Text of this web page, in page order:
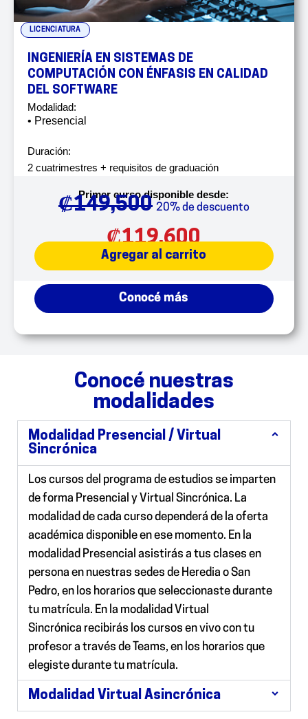
LICENCIATURA
INGENIERÍA EN SISTEMAS DE
COMPUTACIÓN CON ÉNFASIS EN CALIDAD
DEL SOFTWARE
Modalidad:
• Presencial
Duración:
2 cuatrimestres + requisitos de graduación
Primer curso disponible desde:
₡149,500 20% de descuento
₡119,600
Agregar al carrito
Conocé más
Conocé nuestras
modalidades
Modalidad Presencial / Virtual
Sincrónica
Los cursos del programa de estudios se imparten
de forma Presencial y Virtual Sincrónica. La
modalidad de cada curso dependerá de la oferta
académica disponible en ese momento. En la
modalidad Presencial asistirás a tus clases en
persona en nuestras sedes de Heredia o San
Pedro, en los horarios que seleccionaste durante
tu matrícula. En la modalidad Virtual
Sincrónica recibirás los cursos en vivo con tu
profesor a través de Teams, en los horarios que
elegiste durante tu matrícula.
Modalidad Virtual Asincrónica